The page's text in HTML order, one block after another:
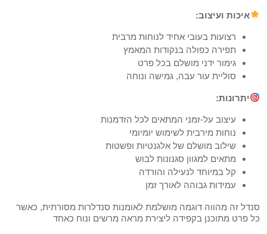
איכות ועיצוב:
רצועות בעובי אחיד לנוחות מרבית
תפירה כפולה בנקודות המאמץ
גימור ידני מושלם בכל פרט
סוליית עור עבה, גמישה ונוחה
יתרונות:
עיצוב על-זמני המתאים לכל הזדמנות
נוחות מירבית לשימוש יומיומי
שילוב מושלם של אלגנטיות ופשטות
מתאים למגוון סגנונות לבוש
קל במיוחד לנעילה והורדה
עמידות גבוהה לאורך זמן
סנדל זה מהווה דוגמה מושלמת לאומנות סנדלרות מסורתית, כאשר
כל פרט מתוכנן בקפידה ליצירת מראה מרשים ונוח כאחד